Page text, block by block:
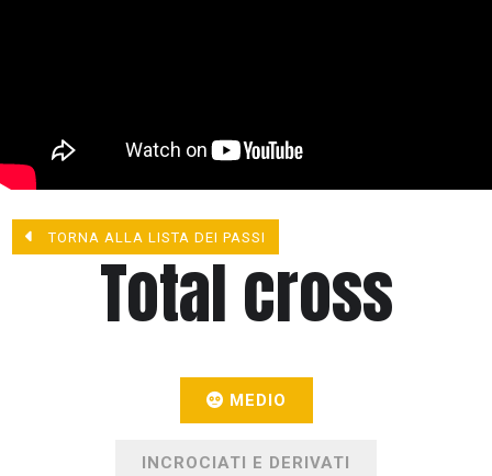
TORNA ALLA LISTA DEI PASSI
Total cross
MEDIO
INCROCIATI E DERIVATI